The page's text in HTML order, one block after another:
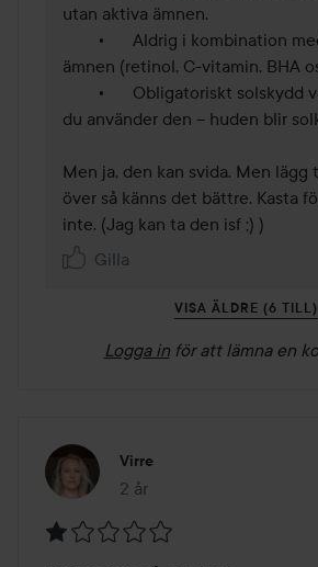
utan aktiva ämnen.
ämnen (retinol, C-vitamin, BHA
du använder den – huden blir
Men ja, den kan svida. Men lägg
över så känns det bättre. Kasta
inte. (Jag kan ta den isf ;) )
Gilla
VISA ÄLDRE (6 TILL)
Logga in för att lämna en
Virre
2 år
Inlägget skapades 2 år